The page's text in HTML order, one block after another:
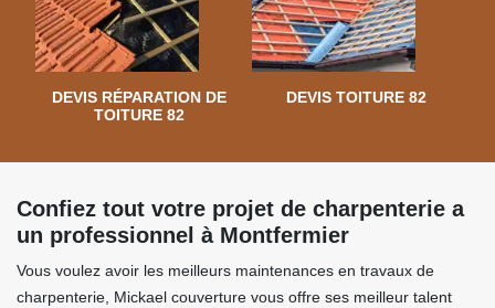
DEVIS RÉPARATION DE
TOITURE 82
DEVIS TOITURE 82
Confiez tout votre projet de charpenterie a
un professionnel à Montfermier
Vous voulez avoir les meilleurs maintenances en travaux de
charpenterie, Mickael couverture vous offre ses meilleur talent